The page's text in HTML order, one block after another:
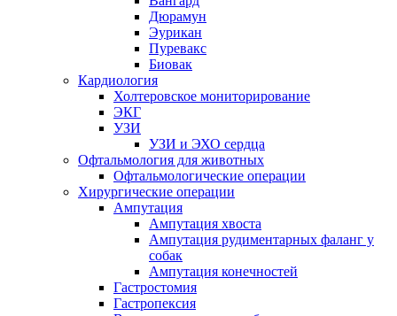
Дюрамун
Эурикан
Пуревакс
Биовак
Кардиология
Холтеровское мониторирование
ЭКГ
УЗИ
УЗИ и ЭХО сердца
Офтальмология для животных
Офтальмологические операции
Хирургические операции
Ампутация
Ампутация хвоста
Ампутация рудиментарных фаланг у
собак
Ампутация конечностей
Гастростомия
Гастропексия